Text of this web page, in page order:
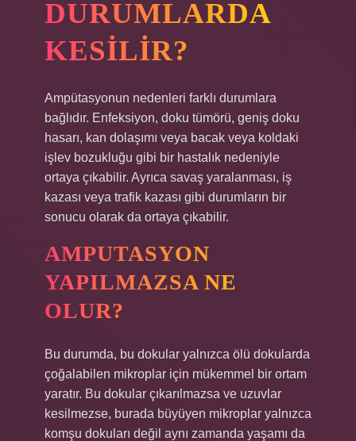
DURUMLARDA
KESILIR?
Ampütasyonun nedenleri farklı durumlara
bağlıdır. Enfeksiyon, doku tümörü, geniş doku
hasarı, kan dolaşımı veya bacak veya koldaki
işlev bozukluğu gibi bir hastalık nedeniyle
ortaya çıkabilir. Ayrıca savaş yaralanması, iş
kazası veya trafik kazası gibi durumların bir
sonucu olarak da ortaya çıkabilir.
AMPUTASYON
YAPILMAZSA NE
OLUR?
Bu durumda, bu dokular yalnızca ölü dokularda
çoğalabilen mikroplar için mükemmel bir ortam
yaratır. Bu dokular çıkarılmazsa ve uzuvlar
kesilmezse, burada büyüyen mikroplar yalnızca
komşu dokuları değil aynı zamanda yaşamı da